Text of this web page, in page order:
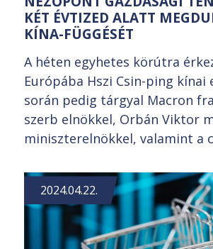
KÉT ÉVTIZED ALATT
KÍNA-FÜGGÉSÉT
A héten egyhetes körútra
Európába Hszi Csin-ping kínai
során pedig tárgyal Macron
szerb elnökkel, Orbán Viktor
miniszterelnökkel, valamint a
2024.04.22.